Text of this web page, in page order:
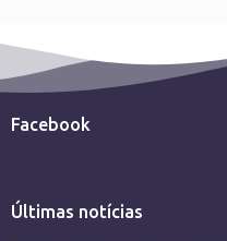
Facebook
Últimas notícias